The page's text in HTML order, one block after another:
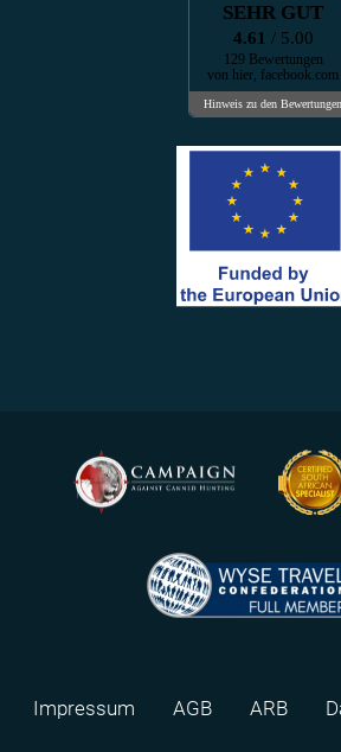
SEHR GUT
4.61 / 5.00
129 Bewertungen
von hier, facebook.com
Hinweis zu den Bewertungen
Impressum AGB ARB